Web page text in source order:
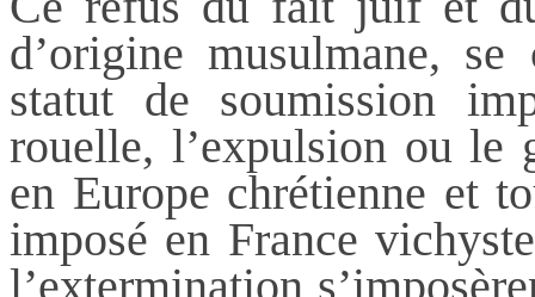
d’origine musulmane,
statut de soumission
rouelle, l’expulsion ou le
en Europe chrétienne et
imposé en France
l’extermination